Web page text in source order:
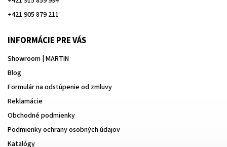
+421 905 879 211
INFORMÁCIE PRE VÁS
Showroom | MARTIN
Blog
Formulár na odstúpenie od zmluvy
Reklamácie
Obchodné podmienky
Podmienky ochrany osobných údajov
Katalógy